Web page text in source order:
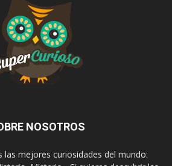
NOSOTROS
las mejores curiosidades del mundo: